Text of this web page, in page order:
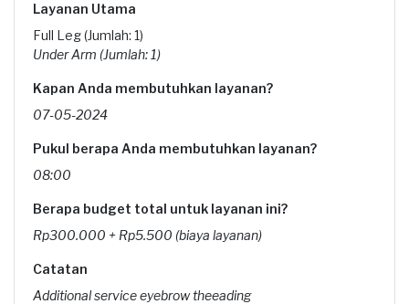
Layanan Utama
Full Leg (Jumlah: 1)
Under Arm (Jumlah: 1)
Kapan Anda membutuhkan layanan?
07-05-2024
Pukul berapa Anda membutuhkan layanan?
08:00
Berapa budget total untuk layanan ini?
Rp300.000 + Rp5.500 (biaya layanan)
Catatan
Additional service eyebrow theeading